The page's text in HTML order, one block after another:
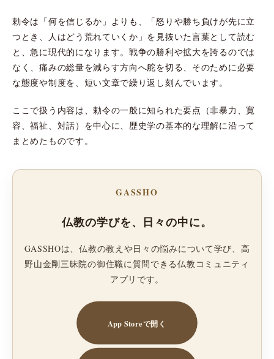
勅令は「何を信じるか」よりも、「怒りや勝ち負けが先に立
つとき、人はどう荒れていくか」を見抜いた言葉として読む
と、急に現代的になります。戦争の勝利や拡大を誇るのでは
なく、痛みの総量を減らす方向へ舵を切る、そのために必要
な態度や制度を、短い文章で繰り返し刻んでいます。
ここで扱う内容は、勅令の一般に知られた要点（非暴力、寛
容、福祉、対話）を中心に、歴史学の基本的な理解に沿って
まとめたものです。
GASSHO
仏教の学びを、日々の中に。
GASSHOは、仏教の教えや日々の悩みについて学び、高
野山金剛三昧院の御住職に質問できる仏教コミュニティ
アプリです。
App Storeで開く